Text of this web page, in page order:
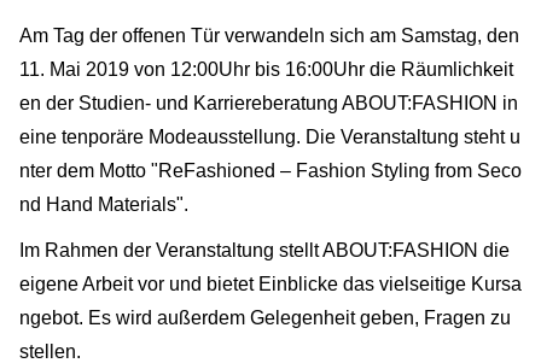
Am Tag der offenen Tür verwandeln sich am Samstag, den
11. Mai 2019 von 12:00Uhr bis 16:00Uhr die Räumlichkeit
en der Studien- und Karriereberatung ABOUT:FASHION in
eine tenporäre Modeausstellung. Die Veranstaltung steht u
nter dem Motto "ReFashioned – Fashion Styling from Seco
nd Hand Materials".
Im Rahmen der Veranstaltung stellt ABOUT:FASHION die
eigene Arbeit vor und bietet Einblicke das vielseitige Kursa
ngebot. Es wird außerdem Gelegenheit geben, Fragen zu
stellen.